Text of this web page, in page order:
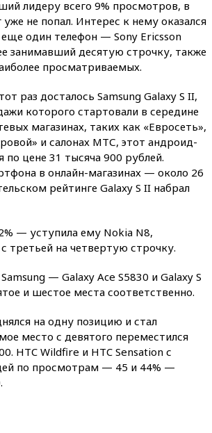
лидеру всего 9% просмотров, в
не попал. Интерес к нему оказался
один телефон — Sony Ericsson
занимавший десятую строчку, также
просматриваемых.
раз досталось Samsung Galaxy S II,
которого стартовали в середине
магазинах, таких как «Евросеть»,
и салонах МТС, этот андроид-
по цене 31 тысяча 900 рублей.
в онлайн-магазинах — около 26
рейтинге Galaxy S II набрал
— уступила ему Nokia N8,
третьей на четвертую строчку.
— Galaxy Ace S5830 и Galaxy S
и шестое места соответственно.
на одну позицию и стал
место с девятого переместился
HTC Wildfire и HTC Sensation с
по просмотрам — 45 и 44% —